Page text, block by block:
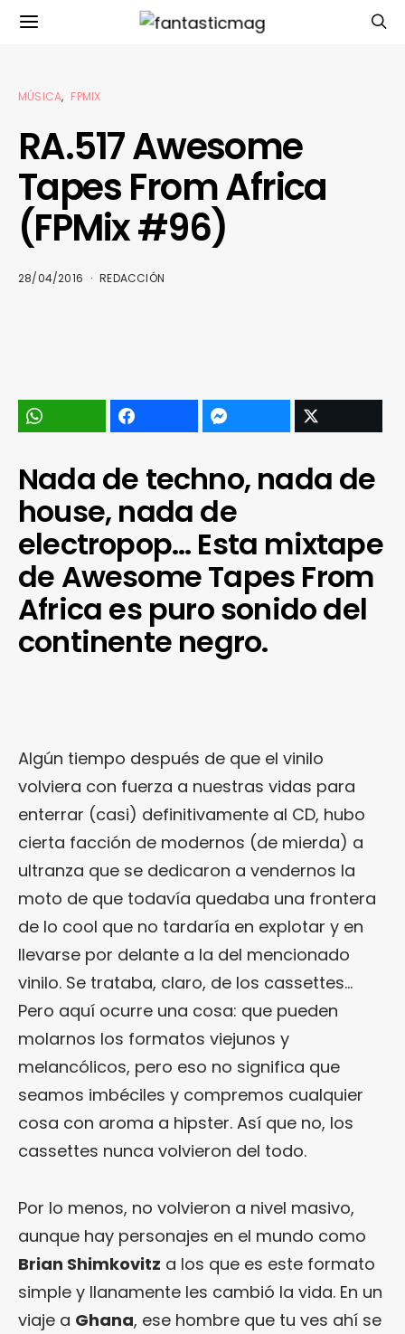
MÚSICA FPMIX
RA.517 Awesome
Tapes From Africa
(FPMix #96)
28/04/2016 REDACCIÓN
Nada de techno, nada de
house, nada de
electropop… Esta mixtape
de Awesome Tapes From
Africa es puro sonido del
continente negro.
Algún tiempo después de que el vinilo
volviera con fuerza a nuestras vidas para
enterrar (casi) definitivamente al CD, hubo
cierta facción de modernos (de mierda) a
ultranza que se dedicaron a vendernos la
moto de que todavía quedaba una frontera
de lo cool que no tardaría en explotar y en
llevarse por delante a la del mencionado
vinilo. Se trataba, claro, de los cassettes…
Pero aquí ocurre una cosa: que pueden
molarnos los formatos viejunos y
melancólicos, pero eso no significa que
seamos imbéciles y compremos cualquier
cosa con aroma a hipster. Así que no, los
cassettes nunca volvieron del todo.
Por lo menos, no volvieron a nivel masivo,
aunque hay personajes en el mundo como
Brian Shimkovitz a los que es este formato
simple y llanamente les cambió la vida. En un
viaje a Ghana, ese hombre que tu ves ahí se